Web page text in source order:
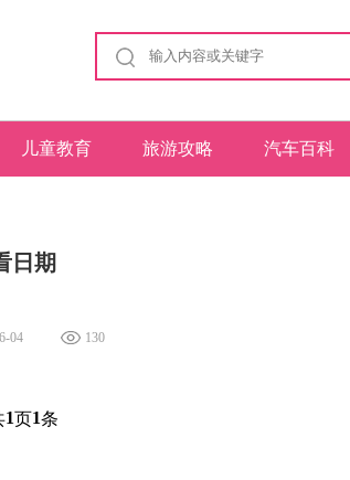
儿童教育 旅游攻略 汽车百科
日期
04 130
1页1条